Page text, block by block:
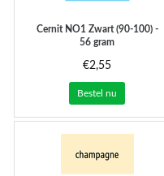
CernitNO1 Zwart (90-100) -
56 gram
€2,55
Bestel nu